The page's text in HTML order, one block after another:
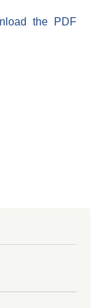
the PDF